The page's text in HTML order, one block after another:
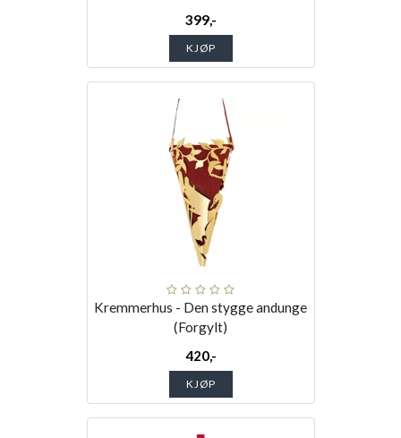
399,-
KJØP
Kremmerhus - Den stygge andunge
(Forgylt)
420,-
KJØP